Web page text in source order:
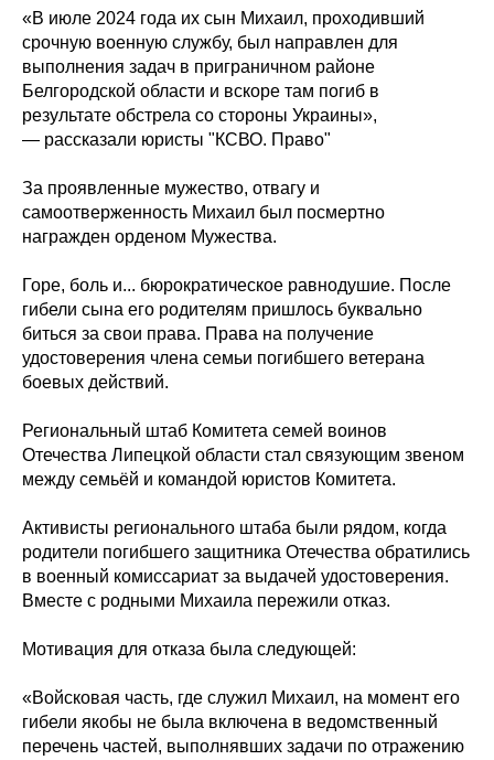
«В июле 2024 года их сын Михаил, проходивший
срочную военную службу, был направлен для
выполнения задач в приграничном районе
Белгородской области и вскоре там погиб в
результате обстрела со стороны Украины»,
— рассказали юристы "КСВО. Право"
За проявленные мужество, отвагу и
самоотверженность Михаил был посмертно
награжден орденом Мужества.
Горе, боль и... бюрократическое равнодушие. После
гибели сына его родителям пришлось буквально
биться за свои права. Права на получение
удостоверения члена семьи погибшего ветерана
боевых действий.
Региональный штаб Комитета семей воинов
Отечества Липецкой области стал связующим звеном
между семьёй и командой юристов Комитета.
Активисты регионального штаба были рядом, когда
родители погибшего защитника Отечества обратились
в военный комиссариат за выдачей удостоверения.
Вместе с родными Михаила пережили отказ.
Мотивация для отказа была следующей:
«Войсковая часть, где служил Михаил, на момент его
гибели якобы не была включена в ведомственный
перечень частей, выполнявших задачи по отражению